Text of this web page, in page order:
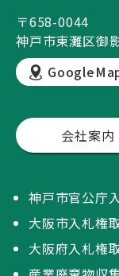
〒658-0044
神戸市東灘区御
会社案内
神戸市官公庁
大阪市入札権
大阪府入札権